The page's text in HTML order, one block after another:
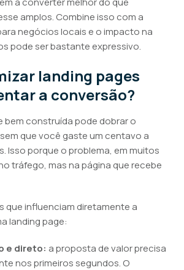
amplos. Combine isso com a
negócios locais e o impacto na
pode ser bastante expressivo.
landing pages
a conversão?
bem construída pode dobrar o
que você gaste um centavo a
Isso porque o problema, em muitos
tráfego, mas na página que recebe
que influenciam diretamente a
landing page:
e direto: a proposta de valor precisa
nos primeiros segundos. O